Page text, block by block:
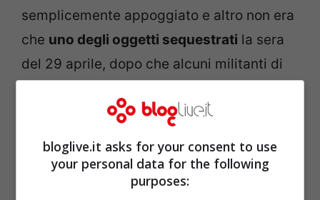
semplicemente appoggiato e altro non era
che uno degli oggetti sequestrati la sera
del 29 aprile, dopo che alcuni militanti di
nello “Spazio Guicciardini”, dove era in
dell’Associazione nazionale partigiani
italiani. La bandiera, che si trovava
bloglive.it asks for your consent to use
your personal data for the following
purposes: